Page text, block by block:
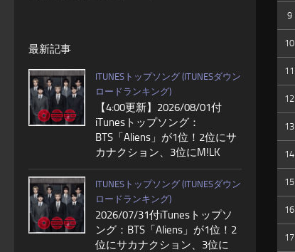
9
10
11
12
13
14
15
16
17
最新記事
ITUNESトップソング (ITUNESダウン
ロードランキング)
【4:00更新】2026/08/01付
iTunesトップソング：
BTS「Aliens」が1位！2位にサ
カナクション、3位にM!LK
ITUNESトップソング (ITUNESダウン
ロードランキング)
2026/07/31付iTunesトップソ
ング：BTS「Aliens」が1位！2
位にサカナクション、3位に